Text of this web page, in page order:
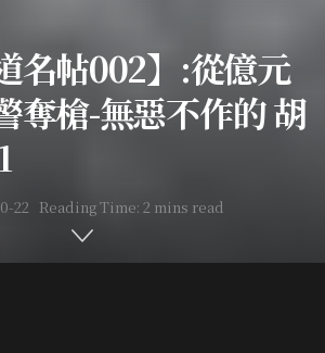
名帖002】:從億元
奪槍-無惡不作的 胡
22 Reading Time: 2 mins read